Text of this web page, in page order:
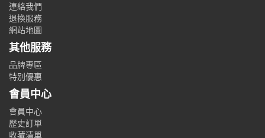
連絡我們
退換服務
網站地圖
其他服務
品牌專區
特別優惠
會員中心
會員中心
歷史訂單
收藏清單